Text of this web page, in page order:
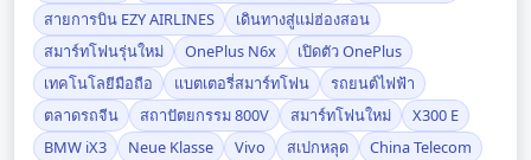
สายการบิน EZY AIRLINES
เดินทางสู่แม่ฮ่องสอน
สมาร์ทโฟนรุ่นใหม่
OnePlus N6x
เปิดตัว OnePlus
เทคโนโลยีมือถือ
แบตเตอรี่สมาร์ทโฟน
รถยนต์ไฟฟ้า
ตลาดรถจีน
สถาปัตยกรรม 800V สมาร์ทโฟนใหม่
X300 E
BMW iX3
Neue Klasse Vivo สเปกหลุด China Telecom